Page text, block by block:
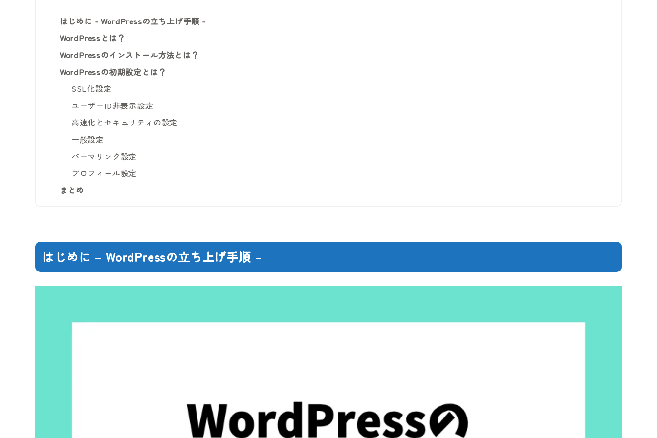
はじめに - WordPressの立ち上げ手順 -
WordPressとは？
WordPressのインストール方法とは？
WordPressの初期設定とは？
SSL化設定
ユーザーID非表示設定
高速化とセキュリティの設定
一般設定
パーマリンク設定
プロフィール設定
まとめ
はじめに – WordPressの立ち上げ手順 –